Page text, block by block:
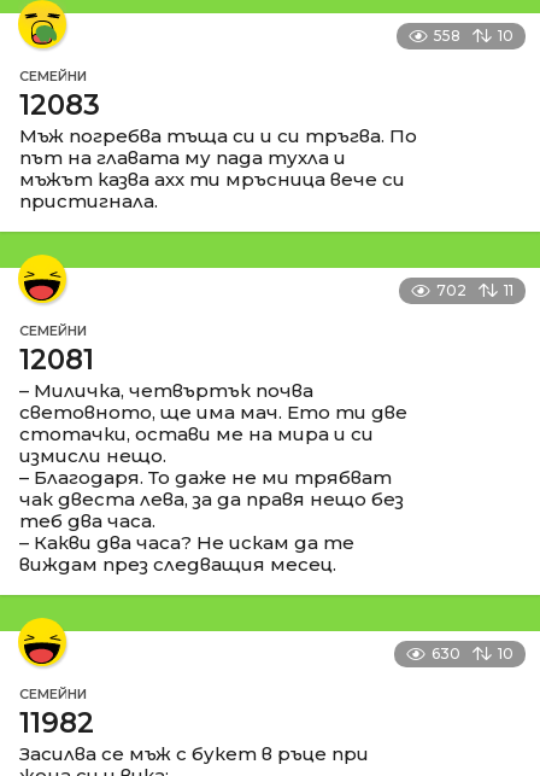
558 10
СЕМЕЙНИ
12083
Мъж погребва тъща си и си тръгва. По
път на главата му пада тухла и
мъжът казва ахх ти мръсница вече си
пристигнала.
702 11
СЕМЕЙНИ
12081
– Миличка, четвъртък почва
световното, ще има мач. Ето ти две
стотачки, остави ме на мира и си
измисли нещо.
– Благодаря. То даже не ми трябват
чак двеста лева, за да правя нещо без
теб два часа.
– Какви два часа? Не искам да те
виждам през следващия месец.
630 10
СЕМЕЙНИ
11982
Засилва се мъж с букет в ръце при